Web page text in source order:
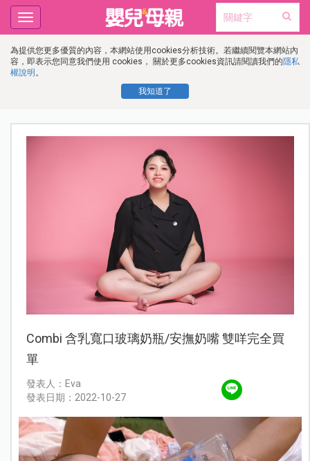
為提供您更多優質的內容，本網站使用cookies分析技術。若繼續閱覽本網站內
容，即表示您同意我們使用 cookies， 關於更多cookies資訊請閱讀我們的隱私
權說明 。
我知道了
Toggle
navigation
Combi 含乳寬口玻璃奶瓶/安撫奶嘴 雙咩完全買
單
發表人：Eva
發表日期：2022-10-27